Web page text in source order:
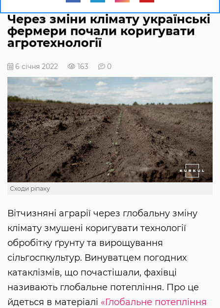
Через зміни клімату українські
фермери почали коригувати
агротехнології
6 січня 2022 163 0
Сходи ріпаку
Вітчизняні аграрії через глобальну зміну
клімату змушені коригувати технології
обробітку ґрунту та вирощування
сільгоспкультур. Винуватцем погодних
катаклізмів, що почастішали, фахівці
називають глобальне потепління. Про це
йдеться в матеріалі «Глобальне потепління